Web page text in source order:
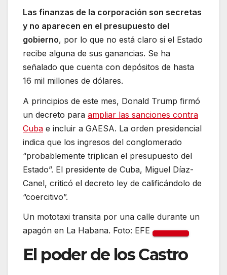
Las finanzas de la corporación son secretas
y no aparecen en el presupuesto del
gobierno, por lo que no está claro si el Estado
recibe alguna de sus ganancias. Se ha
señalado que cuenta con depósitos de hasta
16 mil millones de dólares.
A principios de este mes, Donald Trump firmó
un decreto para ampliar las sanciones contra
Cuba e incluir a GAESA. La orden presidencial
indica que los ingresos del conglomerado
“probablemente triplican el presupuesto del
Estado”. El presidente de Cuba, Miguel Díaz-
Canel, criticó el decreto ley de calificándolo de
“coercitivo”.
Un mototaxi transita por una calle durante un
apagón en La Habana. Foto: EFE
El poder de los Castro